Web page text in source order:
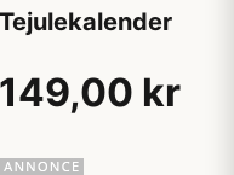
Tejulekalender
149,00 kr